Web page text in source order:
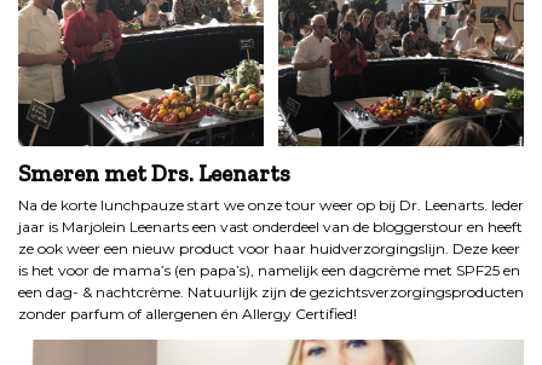
Smeren met Drs. Leenarts
Na de korte lunchpauze start we onze tour weer op bij Dr. Leenarts. Ieder
jaar is Marjolein Leenarts een vast onderdeel van de bloggerstour en heeft
ze ook weer een nieuw product voor haar huidverzorgingslijn. Deze keer
is het voor de mama’s (en papa’s), namelijk een dagcrème met SPF25 en
een dag- & nachtcrème. Natuurlijk zijn de gezichtsverzorgingsproducten
zonder parfum of allergenen én Allergy Certified!